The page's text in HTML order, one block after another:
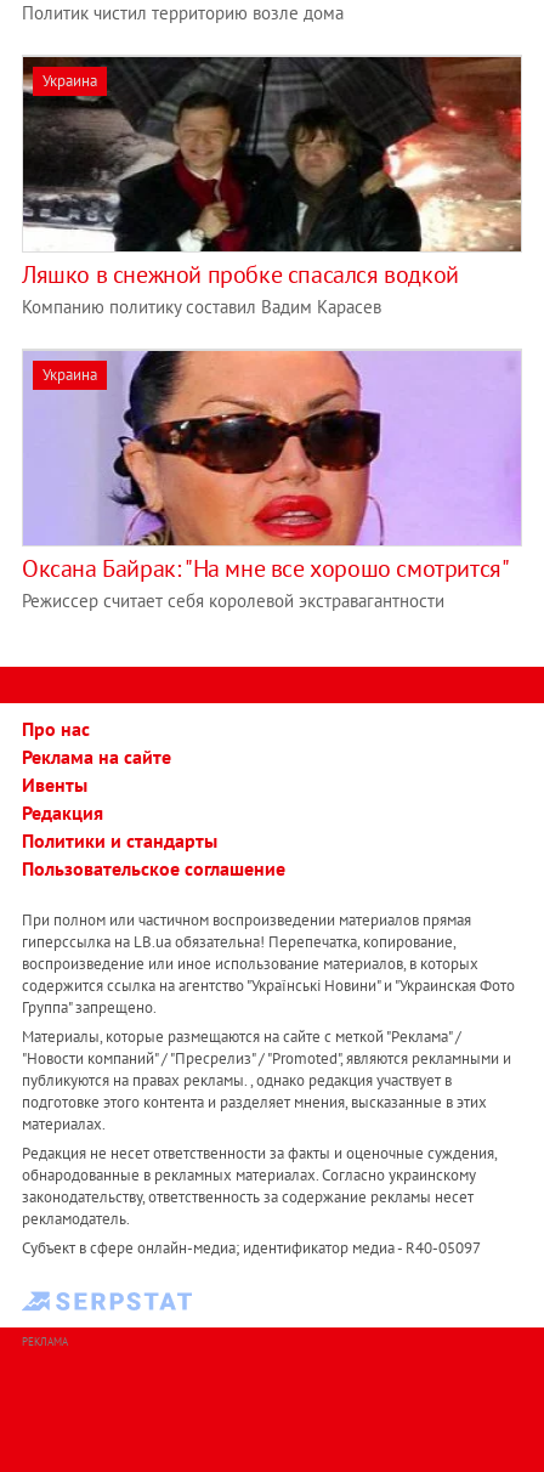
Политик чистил территорию возле дома
Украина
Ляшко в снежной пробке cпасался водкой
Компанию политику составил Вадим Карасев
Украина
Оксана Байрак: "На мне все хорошо смотрится"
Режиссер считает себя королевой экстравагантности
Про нас
Реклама на сайте
Ивенты
Редакция
Политики и стандарты
Пользовательское соглашение
При полном или частичном воспроизведении материалов прямая
гиперссылка на LB.ua обязательна! Перепечатка, копирование,
воспроизведение или иное использование материалов, в которых
содержится ссылка на агентство "Українськi Новини" и "Украинская Фото
Группа" запрещено.
Материалы, которые размещаются на сайте с меткой "Реклама" /
"Новости компаний" / "Пресрелиз" / "Promoted", являются рекламными и
публикуются на правах рекламы. , однако редакция участвует в
подготовке этого контента и разделяет мнения, высказанные в этих
материалах.
Редакция не несет ответственности за факты и оценочные суждения,
обнародованные в рекламных материалах. Согласно украинскому
законодательству, ответственность за содержание рекламы несет
рекламодатель.
Субъект в сфере онлайн-медиа; идентификатор медиа - R40-05097
РЕКЛАМА